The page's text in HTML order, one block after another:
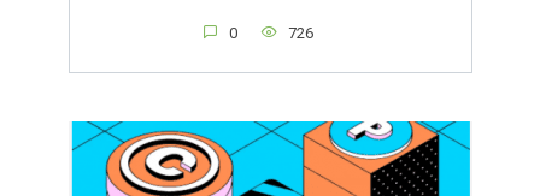
0 726